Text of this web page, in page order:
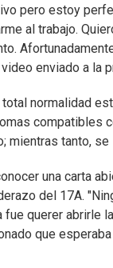
pero estoy
al trabajo.
enviado a la
normalidad
compatibles
mientras tanto,
una carta
del 17A.
querer abrirle
que